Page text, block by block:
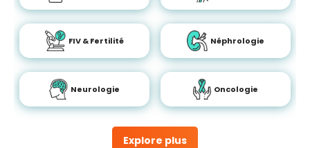
Explore plus
FIV & Fertilité Néphrologie
Neurologie Oncologie